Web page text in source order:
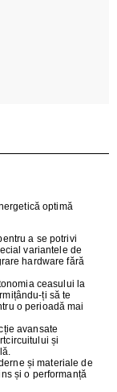
optimă
a se potrivi
variantele de
hardware fără
ceasului la
ți să te
o perioadă mai
avansate
și
și materiale de
și o performanță